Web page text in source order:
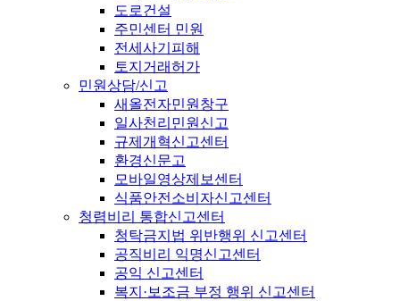
도로건설
주민센터 민원
전세사기피해
토지거래허가
민원상담/신고
새올전자민원창구
일사천리민원신고
규제개혁신고센터
환경신문고
모바일영상제보센터
식품안전소비자신고센터
청렴비리 통합신고센터
청탁금지법 위반행위 신고센터
공직비리 익명신고센터
공익 신고센터
복지·보조금 부정 행위 신고센터